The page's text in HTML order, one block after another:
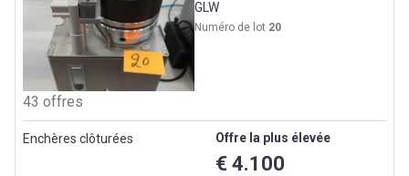
GLW
Numéro de lot 20
43 offres
Enchères clôturées Offre la plus élevée
€ 4.100